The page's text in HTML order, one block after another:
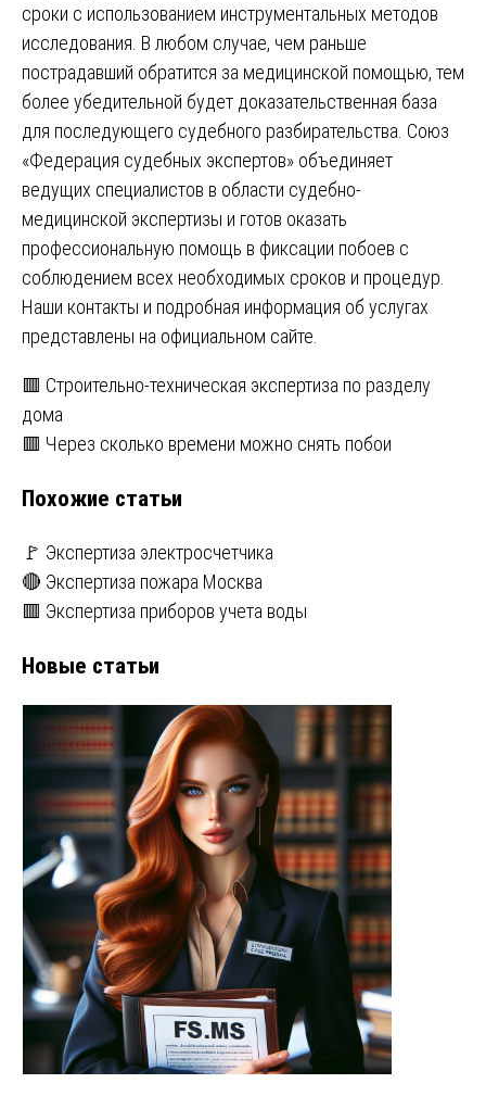
сроки с использованием инструментальных методов
исследования. В любом случае, чем раньше
пострадавший обратится за медицинской помощью, тем
более убедительной будет доказательственная база
для последующего судебного разбирательства. Союз
«Федерация судебных экспертов» объединяет
ведущих специалистов в области судебно-
медицинской экспертизы и готов оказать
профессиональную помощь в фиксации побоев с
соблюдением всех необходимых сроков и процедур.
Наши контакты и подробная информация об услугах
представлены на официальном сайте
Навигация
по
🟥 Строительно-техническая экспертиза по разделу
дома
🟥 Через сколько времени можно снять побои
Похожие статьи
🚩 Экспертиза электросчетчика
🔴 Экспертиза пожара Москва
🟥 Экспертиза приборов учета воды
Новые статьи